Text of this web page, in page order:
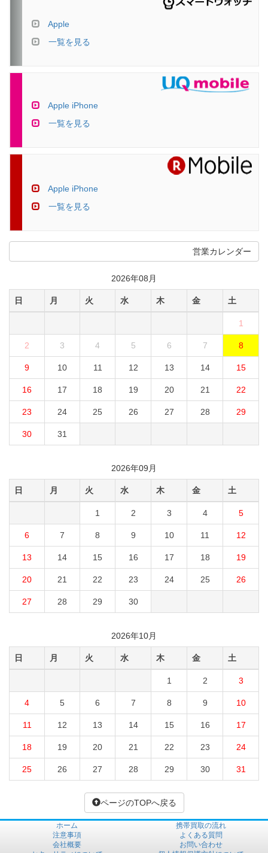
Apple
一覧を見る
Apple iPhone
一覧を見る
Apple iPhone
一覧を見る
営業カレンダー
2026年08月
日 月 火 水 木 金 土
1
2 3 4 5 6 7 8
9 10 11 12 13 14 15
16 17 18 19 20 21 22
23 24 25 26 27 28 29
30 31
2026年09月
日 月 火 水 木 金 土
1 2 3 4 5
6 7 8 9 10 11 12
13 14 15 16 17 18 19
20 21 22 23 24 25 26
27 28 29 30
2026年10月
日 月 火 水 木 金 土
1 2 3
4 5 6 7 8 9 10
11 12 13 14 15 16 17
18 19 20 21 22 23 24
25 26 27 28 29 30 31
ページのTOPへ戻る
ホーム
携帯買取の流れ
注意事項
よくある質問
会社概要
お問い合わせ